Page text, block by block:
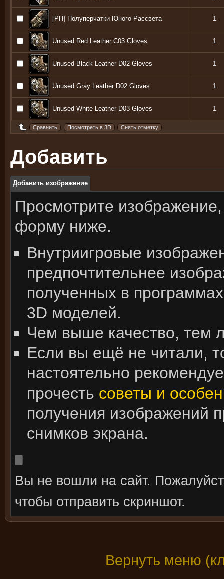
[PH] Полуперчатки Юного Рассвета 1
Unused Red Leather C03 Gloves 1
Unused Black Leather D02 Gloves 1
Unused Gray Leather D02 Gloves 1
Unused White Leather D03 Gloves 1
Добавить
Добавить изображение
Просмотрите изображение,
форму ниже.
Внутриигровые
предпочтительнее
полученных в
3D моделей.
Чем выше качество, тем
Если вы ещё не читали,
настоятельно
прочесть советы и
получения изображений
снимков экрана.
Вы не вошли на сайт.
чтобы отправить скриншот.
Вернуть меню